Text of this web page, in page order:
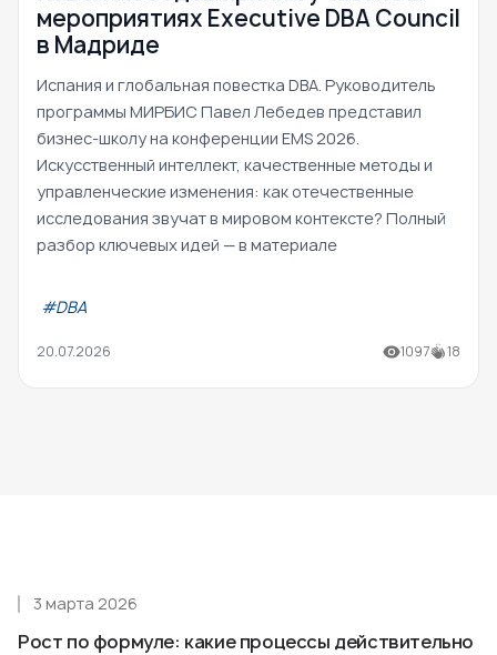
мероприятиях Executive DBA Council
в Мадриде
Испания и глобальная повестка DBA. Руководитель
программы МИРБИС Павел Лебедев представил
бизнес-школу на конференции EMS 2026.
Искусственный интеллект, качественные методы и
управленческие изменения: как отечественные
исследования звучат в мировом контексте? Полный
разбор ключевых идей — в материале
#DBA
20.07.2026 1097 18
Рост по формуле: какие процессы действительно
3 марта 2026